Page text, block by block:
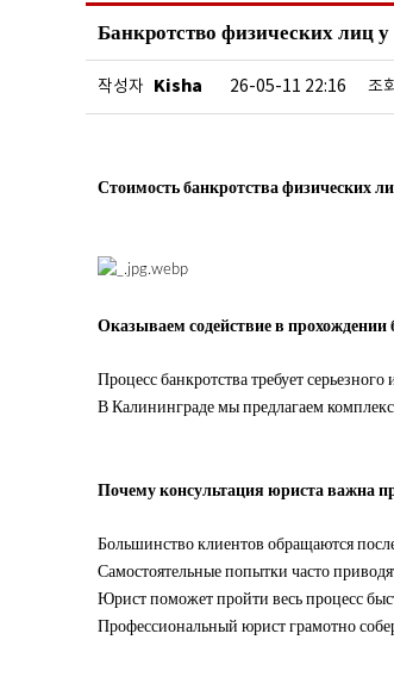
Банкротство физических лиц
작성자 Kisha 26-05-11 22:16 조회
Стоимость банкротства физических
Оказываем содействие в прохождении
Процесс банкротства требует
В Калининграде мы предлагаем
Почему консультация юриста важна
Большинство клиентов обращаются
Самостоятельные попытки часто
Юрист поможет пройти весь процесс
Профессиональный юрист грамотно